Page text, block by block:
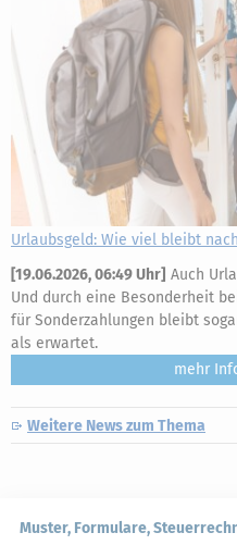
Urlaubsgeld: Wie viel bleibt
[19.06.2026, 06:49 Uhr] Auch
Und durch eine Besonderheit
für Sonderzahlungen bleibt
als erwartet.
mehr
Weitere News zum Thema
Muster, Formulare,